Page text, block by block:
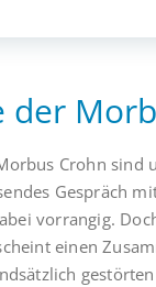
der
Crohn sind
Gespräch
vorrangig.
einen